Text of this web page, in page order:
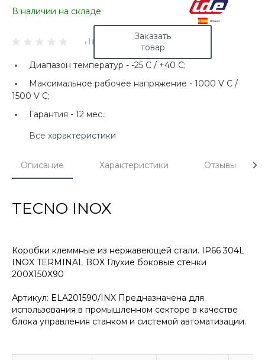
В наличии на складе
Заказать
товар
Диапазон температур - -25 C / +40 C;
Максимальное рабочее напряжение - 1000 V C /
1500 V C;
Гарантия - 12 мес.;
Все характеристики
Описание Характеристики Отзывы
TECNO INOX
Коробки клеммные из нержавеющей стали. IP66 304L
INOX TERMINAL BOX Глухие боковые стенки
200X150X90
Артикул: ELA201590/INX Предназначена для
использования в промышленном секторе в качестве
блока управления станком и системой автоматизации.